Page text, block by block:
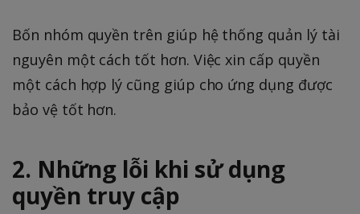
Bốn nhóm quyền trên giúp hệ thống quản lý tài
nguyên một cách tốt hơn. Việc xin cấp quyền
một cách hợp lý cũng giúp cho ứng dụng được
bảo vệ tốt hơn.
2. Những lỗi khi sử dụng
quyền truy cập